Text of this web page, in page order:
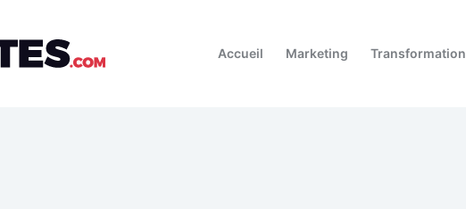
Accueil Marketing